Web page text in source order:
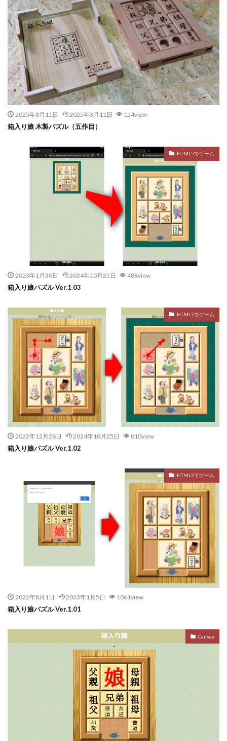
2025年3月11日 2025年3月11日 154view
箱入り娘 木製パズル（五作目）
HTML5でゲーム
2023年1月30日 2024年10月25日 488view
箱入り娘パズル Ver.1.03
HTML5でゲーム
2022年12月28日 2024年10月25日 810view
箱入り娘パズル Ver.1.02
HTML5でゲーム
2022年8月1日 2023年1月5日 1061view
箱入り娘パズル Ver.1.01
Canvas